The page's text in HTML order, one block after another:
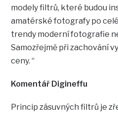
modely filtrů, které budou
amatérské fotografy po
trendy moderní fotografie
Samozřejmě při zachování
ceny. “
Komentář Digineffu
Princip zásuvných filtrů je